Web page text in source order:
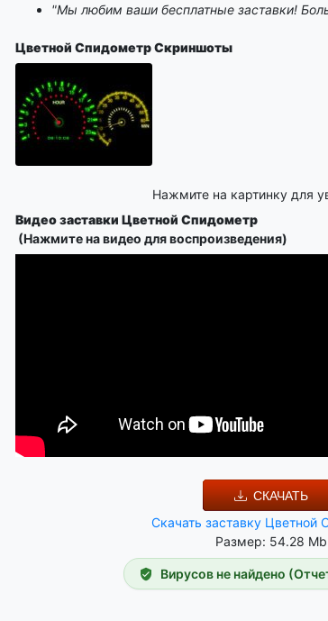
"Мы любим ваши бесплатные заставки!
Цветной СпидометрСкриншоты
Нажмите на картинку для
Видео заставки Цветной Спидометр
(Нажмите на видео для воспроизведения)
СКАЧАТЬ
Скачать заставку Цветной
Размер: 54.28 Mb
Вирусов не найдено